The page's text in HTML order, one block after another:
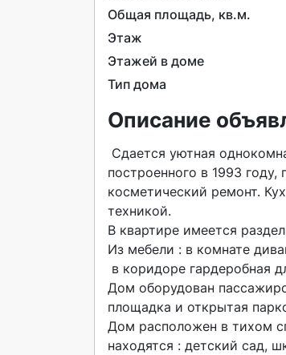
Общая площадь, кв.м.
Этаж
Этажей в доме
Тип дома
Описание
построенного в 1993
косметический ремонт.
техникой.
В квартире имеется
Из мебели : в комнате
Дом оборудован
площадка и открытая
Дом расположен в тихом
находятся : детский сад,